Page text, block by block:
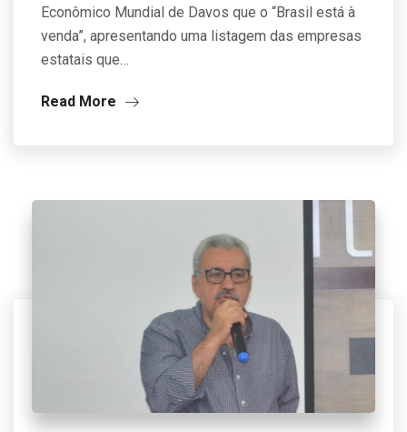
Econômico Mundial de Davos que o “Brasil está à
venda”, apresentando uma listagem das empresas
estatais que…
Read More